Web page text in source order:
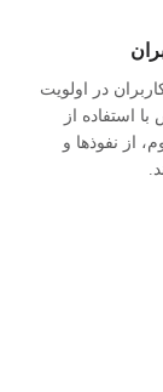
در اولویت
استفاده از
از نفوذها و